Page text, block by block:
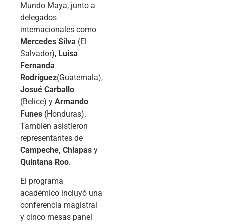
Mundo Maya, junto a
delegados
internacionales como
Mercedes Silva (El
Salvador), Luisa
Fernanda
Rodríguez(Guatemala),
Josué Carballo
(Belice) y Armando
Funes (Honduras).
También asistieron
representantes de
Campeche, Chiapas y
Quintana Roo.
El programa
académico incluyó una
conferencia magistral
y cinco mesas panel